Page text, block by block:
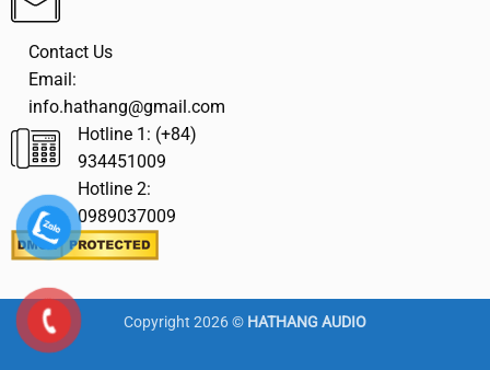
Contact Us
Email:
info.hathang@gmail.com
Hotline 1: (+84)
934451009
Hotline 2:
0989037009
Copyright 2026 © HATHANG AUDIO